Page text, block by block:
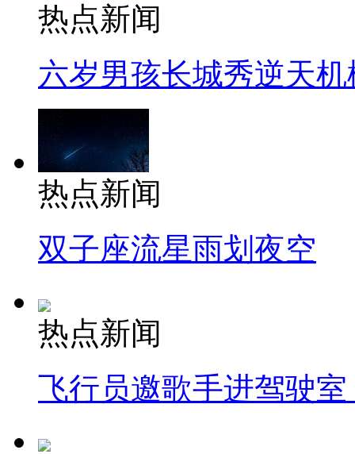
热点新闻
六岁男孩长城秀逆天机
热点新闻
双子座流星雨划夜空
热点新闻
飞行员邀歌手进驾驶